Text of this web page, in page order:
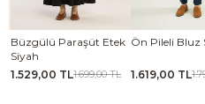
Büzgülü Paraşüt Etek
Siyah
1.529,00 TL1.699,00 TL
Ön Pileli Bluz
1.619,00 TL